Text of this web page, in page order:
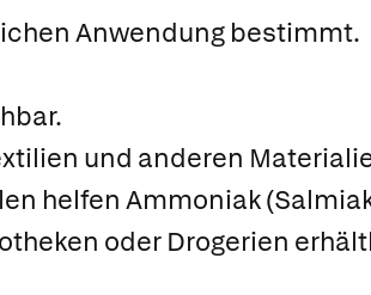
Anwendung bestimmt.
und anderen
helfen Ammoniak
oder Drogerien